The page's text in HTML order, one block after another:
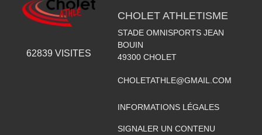
62839 VISITES
CHOLET ATHLETISME
STADE OMNISPORTS JEAN
BOUIN
49300 CHOLET
CHOLETATHLE@GMAIL.COM
INFORMATIONS LÉGALES
SIGNALER UN CONTENU